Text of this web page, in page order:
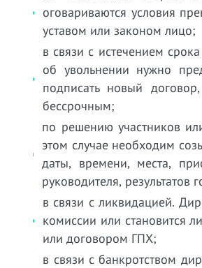
оговариваются условия
уставом или законом лицо;
в связи с истечением
об увольнении нужно
подписать новый
бессрочным;
по решению участников
этом случае необходим
даты, времени, места,
руководителя,
в связи с ликвидацией.
комиссии или становится
или договором ГПХ;
в связи с банкротством